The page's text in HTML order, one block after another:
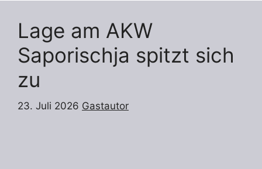
Lage am AKW
Saporischja spitzt sich
zu
23. Juli 2026 Gastautor